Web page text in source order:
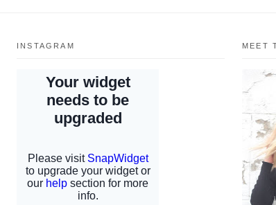
INSTAGRAM MEET